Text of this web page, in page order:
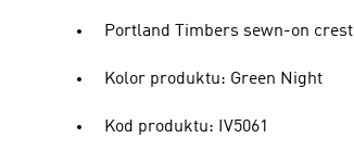
Portland Timbers sewn-on crest
Kolor produktu: Green Night
Kod produktu: IV5061